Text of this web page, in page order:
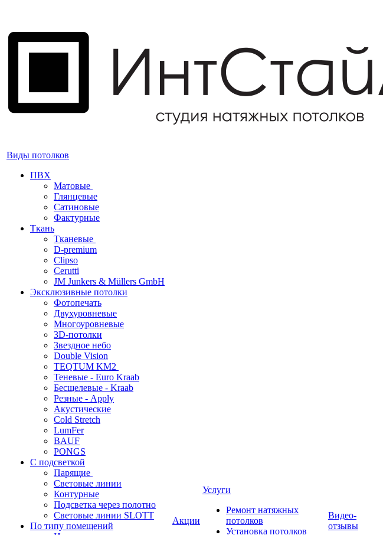
Виды потолков
ПВХ
Матовые
Глянцевые
Сатиновые
Фактурные
Ткань
Тканевые
D-premium
Clipso
Cerutti
JM Junkers & Müllers GmbH
Эксклюзивные потолки
Фотопечать
Двухуровневые
Многоуровневые
3D-потолки
Звездное небо
Double Vision
TEQTUM KM2
Теневые - Euro Kraab
Бесщелевые - Kraab
Резные - Apply
Акустические
Cold Stretch
LumFer
BAUF
PONGS
С подсветкой
Парящие
Световые линии
Контурные
Подсветка через полотно
Световые линии SLOTT
По типу помещений
Акции
Услуги
Ремонт натяжных
потолков
Установка потолков
Видео-
отзывы